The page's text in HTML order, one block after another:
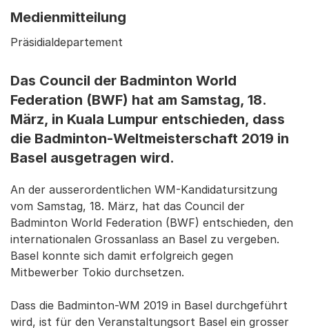
Medienmitteilung
Präsidialdepartement
Das Council der Badminton World
Federation (BWF) hat am Samstag, 18.
März, in Kuala Lumpur entschieden, dass
die Badminton-Weltmeisterschaft 2019 in
Basel ausgetragen wird.
An der ausserordentlichen WM-Kandidatursitzung
vom Samstag, 18. März, hat das Council der
Badminton World Federation (BWF) entschieden, den
internationalen Grossanlass an Basel zu vergeben.
Basel konnte sich damit erfolgreich gegen
Mitbewerber Tokio durchsetzen.
Dass die Badminton-WM 2019 in Basel durchgeführt
wird, ist für den Veranstaltungsort Basel ein grosser